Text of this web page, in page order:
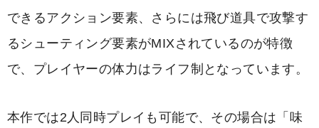
できるアクション要素、さらには飛び道具で攻撃す
るシューティング要素がMIXされているのが特徴
で、プレイヤーの体力はライフ制となっています。
本作では2人同時プレイも可能で、その場合は「味